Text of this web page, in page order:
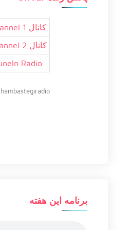
کانال 1 Channel
کانال 2 Channel
Radio
hambastegiradio@
برنامه این هفته